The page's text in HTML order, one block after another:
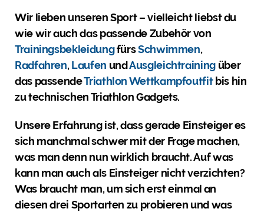
Wir lieben unseren Sport – vielleicht liebst du
wie wir auch das passende Zubehör von
TrainingsbekleidungfürsSchwimmen,
Radfahren,Laufen undAusgleichtrainingüber
das passendeTriathlon Wettkampfoutfitbis hin
zu technischen Triathlon Gadgets.
Unsere Erfahrung ist, dass gerade Einsteiger es
sich manchmal schwer mit der Frage machen,
was man denn nun wirklich braucht. Auf was
kann man auch als Einsteiger nicht verzichten?
Was braucht man, um sich erst einmal an
diesen drei Sportarten zu probieren und was